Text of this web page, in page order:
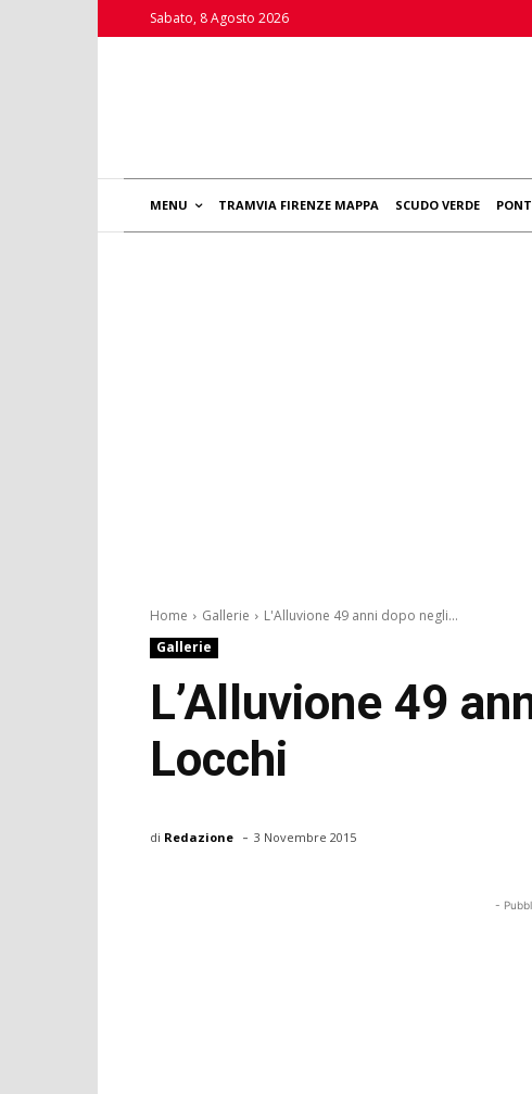
Sabato, 8 Agosto 2026
MENU TRAMVIA FIRENZE MAPPA SCUDO VERDE
Home Gallerie
L'Alluvione 49 anni dopo negli...
Gallerie
L’Alluvione 49
Locchi
di Redazione - 3 Novembre 2015
-